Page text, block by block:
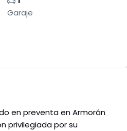
Garaje
en preventa en Armorán
privilegiada por su